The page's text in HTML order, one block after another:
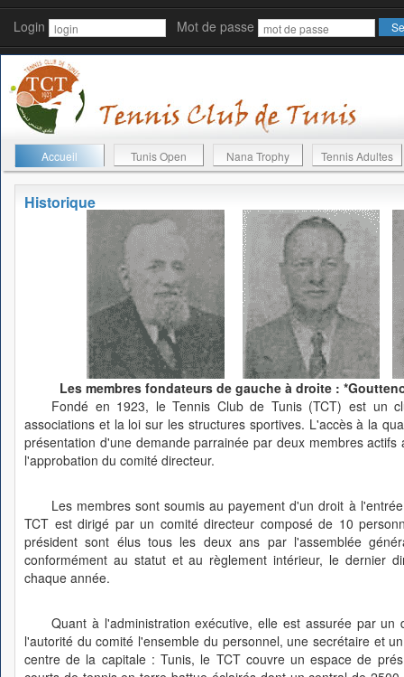
Login Mot de passe
Accueil Tunis Open Nana Trophy Tennis Adultes
Historique
Les membres fondateurs de gauche à droite :
Fondé en 1923, le Tennis Club de Tunis (TCT) est un
associations et la loi sur les structures sportives. L'accès à la
présentation d'une demande parrainée par deux membres
l'approbation du comité directeur.
Les membres sont soumis au payement d'un droit à
TCT est dirigé par un comité directeur composé de 10
président sont élus tous les deux ans par l'assemblée
conformément au statut et au règlement intérieur, le dernier
chaque année.
Quant à l'administration exécutive, elle est assurée par
l'autorité du comité l'ensemble du personnel, une secrétaire et
centre de la capitale : Tunis, le TCT couvre un espace de